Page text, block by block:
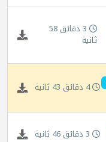
3 دقائق 58
ثانية
4 دقائق 43 ثانية
3 دقائق 46 ثانية